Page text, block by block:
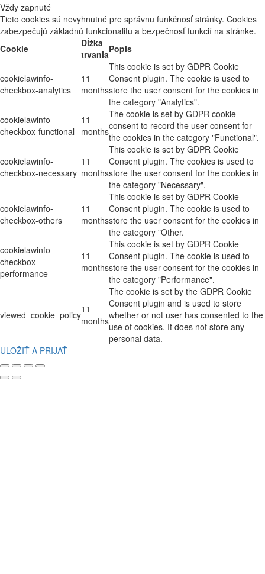
Vždy zapnuté
Tieto cookies sú nevyhnutné pre správnu funkčnosť stránky. Cookies
zabezpečujú základnú funkcionalitu a bezpečnosť funkcií na stránke.
Cookie
Dĺžka
trvaniaPopis
cookielawinfo-
checkbox-analytics
11
months
This cookie is set by GDPR Cookie
Consent plugin. The cookie is used to
store the user consent for the cookies in
the category "Analytics".
cookielawinfo-
checkbox-functional
11
months
The cookie is set by GDPR cookie
consent to record the user consent for
the cookies in the category "Functional".
cookielawinfo-
checkbox-necessary
11
months
This cookie is set by GDPR Cookie
Consent plugin. The cookies is used to
store the user consent for the cookies in
the category "Necessary".
cookielawinfo-
checkbox-others
11
months
This cookie is set by GDPR Cookie
Consent plugin. The cookie is used to
store the user consent for the cookies in
the category "Other.
cookielawinfo-
checkbox-
performance
11
months
This cookie is set by GDPR Cookie
Consent plugin. The cookie is used to
store the user consent for the cookies in
the category "Performance".
viewed_cookie_policy11
months
The cookie is set by the GDPR Cookie
Consent plugin and is used to store
whether or not user has consented to the
use of cookies. It does not store any
personal data.
ULOŽIŤ A PRIJAŤ